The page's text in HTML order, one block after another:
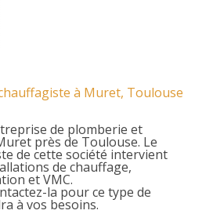
à Muret, Toulouse
de plomberie et
près de Toulouse. Le
de cette société intervient
de chauffage,
et VMC.
la pour ce type de
à vos besoins.